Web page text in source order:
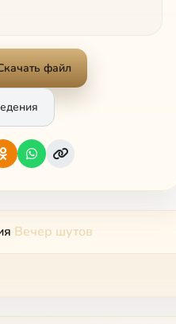
файл
Вечер шутов